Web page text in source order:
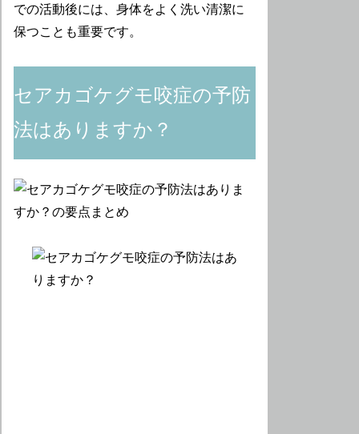
での活動後には、身体をよく洗い清潔に
保つことも重要です。
セアカゴケグモ咬症の予防
法はありますか？